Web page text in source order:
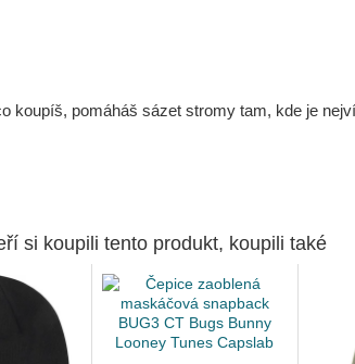
koupíš, pomáháš sázet stromy tam, kde je
si koupili tento produkt, koupili také